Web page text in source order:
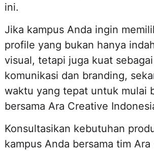
ini.
Jika kampus Anda ingin
profile yang bukan hanya
visual, tetapi juga kuat
komunikasi dan branding,
waktu yang tepat untuk mulai
bersama Ara Creative
Konsultasikan kebutuhan
kampus Anda bersama tim